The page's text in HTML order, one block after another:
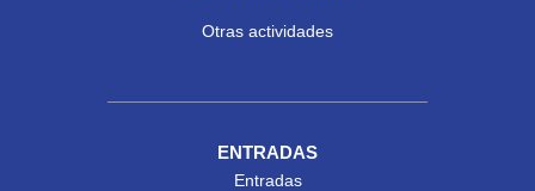
Otras actividades
ENTRADAS
Entradas